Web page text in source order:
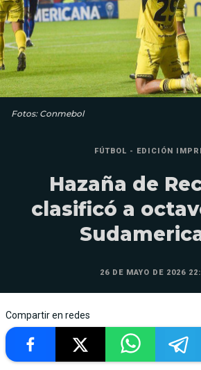
Fotos: Conmebol
FÚTBOL - EDICIÓN
Hazaña de
clasificó a
26 DE MAYO DE 2026
Compartir en redes